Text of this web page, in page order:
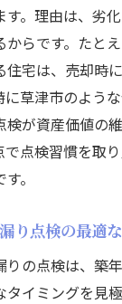
す。理由は、劣
からです。たと
住宅は、売却時
に草津市のよう
検が資産価値の
で点検習慣を取
。
り点検の最適
りの点検は、築
タイミングを見